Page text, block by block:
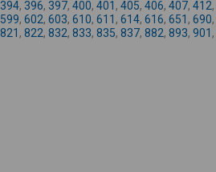
394, 396, 397, 400, 401 , 405, 406, 407, 412,
599, 602, 603, 610, 611 , 614, 616, 651 , 690,
821 , 822, 832, 833, 835, 837, 882, 893, 901 ,